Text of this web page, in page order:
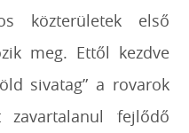
közterületek első
meg. Ettől kezdve
sivatag” a rovarok
fejlődő